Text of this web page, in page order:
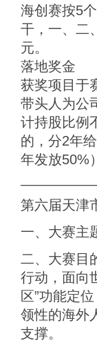
海创赛按5
干，一、二
元。
落地奖金
获奖项目于
带头人为公
计持股比例
的，分2年
年发放50%
第六届天津
一、大赛主
二、大赛目
行动，面向
区”功能定
领性的海外
支撑。